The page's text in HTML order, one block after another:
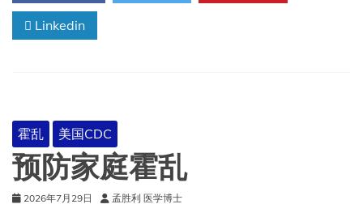
Linkedin
霍乱 美国CDC
预防家庭霍乱
2026年7月29日 孟胜利 医学博士